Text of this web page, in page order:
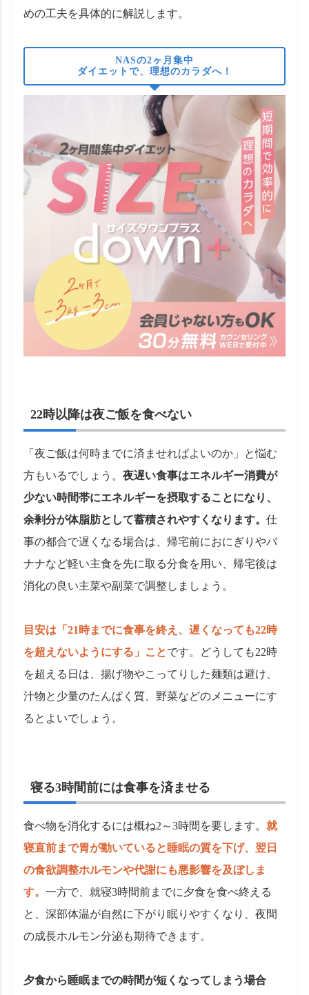
めの工夫を具体的に解説します。
NASの2ヶ月集中
ダイエットで、理想のカラダへ！
22時以降は夜ご飯を食べない
「夜ご飯は何時までに済ませればよいのか」と悩む
方もいるでしょう。夜遅い食事はエネルギー消費が
少ない時間帯にエネルギーを摂取することになり、
余剰分が体脂肪として蓄積されやすくなります。仕
事の都合で遅くなる場合は、帰宅前におにぎりやバ
ナナなど軽い主食を先に取る分食を用い、帰宅後は
消化の良い主菜や副菜で調整しましょう。
目安は「21時までに食事を終え、遅くなっても22時
を超えないようにする」ことです。どうしても22時
を超える日は、揚げ物やこってりした麺類は避け、
汁物と少量のたんぱく質、野菜などのメニューにす
るとよいでしょう。
寝る3時間前には食事を済ませる
食べ物を消化するには概ね2～3時間を要します。就
寝直前まで胃が動いていると睡眠の質を下げ、翌日
の食欲調整ホルモンや代謝にも悪影響を及ぼしま
す。一方で、就寝3時間前までに夕食を食べ終える
と、深部体温が自然に下がり眠りやすくなり、夜間
の成長ホルモン分泌も期待できます。
夕食から睡眠までの時間が短くなってしまう場合